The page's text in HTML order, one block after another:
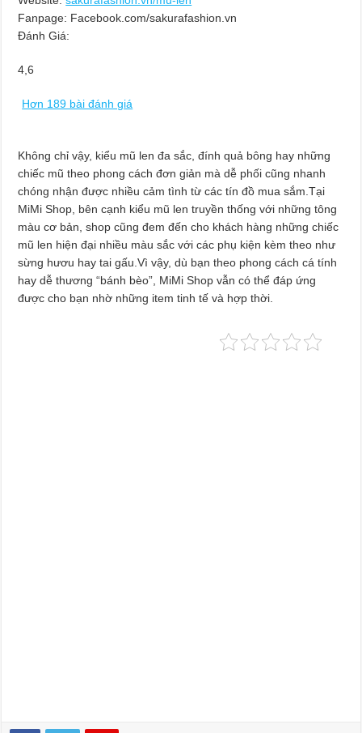
Fanpage: Facebook.com/sakurafashion.vn
Đánh Giá:
4,6
Hơn 189 bài đánh giá
Không chỉ vậy, kiểu mũ len đa sắc, đính quả bông hay những
chiếc mũ theo phong cách đơn giản mà dễ phối cũng nhanh
chóng nhận được nhiều cảm tình từ các tín đồ mua sắm.Tại
MiMi Shop, bên cạnh kiểu mũ len truyền thống với những tông
màu cơ bản, shop cũng đem đến cho khách hàng những chiếc
mũ len hiện đại nhiều màu sắc với các phụ kiện kèm theo như
sừng hươu hay tai gấu.Vì vậy, dù bạn theo phong cách cá tính
hay dễ thương “bánh bèo”, MiMi Shop vẫn có thể đáp ứng
được cho bạn nhờ những item tinh tế và hợp thời.